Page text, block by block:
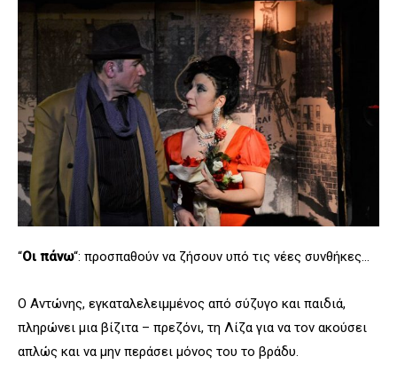
“Οι πάνω“: προσπαθούν να ζήσουν υπό τις νέες συνθήκες…
Ο Αντώνης, εγκαταλελειμμένος από σύζυγο και παιδιά,
πληρώνει μια βίζιτα – πρεζόνι, τη Λίζα για να τον ακούσει
απλώς και να μην περάσει μόνος του το βράδυ.